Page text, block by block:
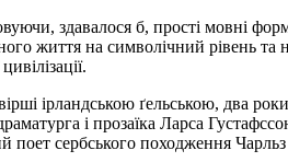
здавалося б, прості мовні
життя на символічний рівень
ірландською ґельською, два
і прозаїка Ларса
сербського походження Чарльз